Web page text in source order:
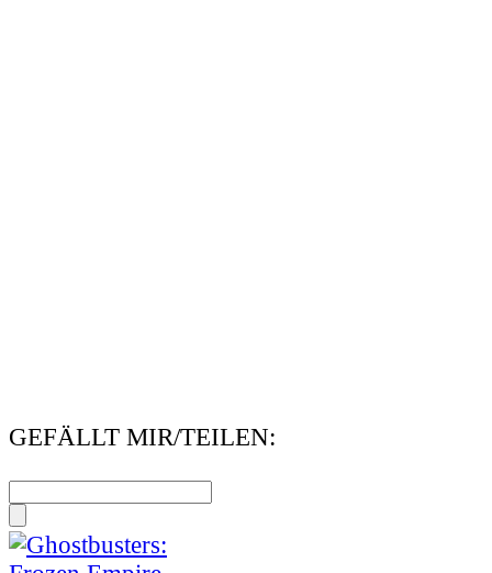
GEFÄLLT MIR/TEILEN: